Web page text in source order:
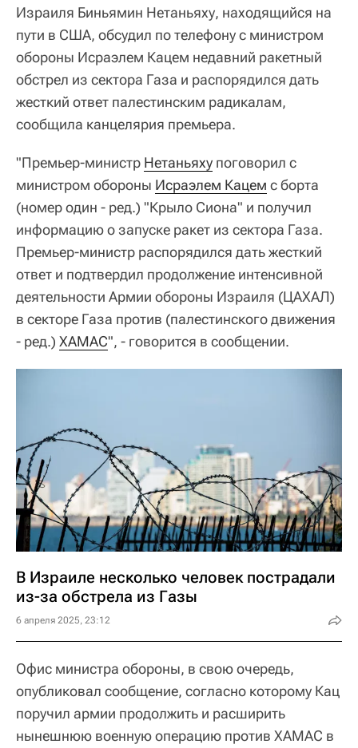
Израиля Биньямин Нетаньяху, находящийся на
пути в США, обсудил по телефону с министром
обороны Исраэлем Кацем недавний ракетный
обстрел из сектора Газа и распорядился дать
жесткий ответ палестинским радикалам,
сообщила канцелярия премьера.
"Премьер-министр Нетаньяху поговорил с
министром обороны Исраэлем Кацем с борта
(номер один - ред.) "Крыло Сиона" и получил
информацию о запуске ракет из сектора Газа.
Премьер-министр распорядился дать жесткий
ответ и подтвердил продолжение интенсивной
деятельности Армии обороны Израиля (ЦАХАЛ)
в секторе Газа против (палестинского движения
- ред.) ХАМАС", - говорится в сообщении.
В Израиле несколько человек пострадали
из-за обстрела из Газы
6 апреля 2025, 23:12
Офис министра обороны, в свою очередь,
опубликовал сообщение, согласно которому Кац
поручил армии продолжить и расширить
нынешнюю военную операцию против ХАМАС в